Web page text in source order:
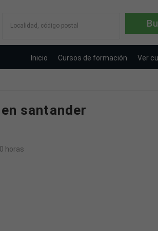
Localidad, código postal
Inicio Cursos de formación Ver
santander
horas